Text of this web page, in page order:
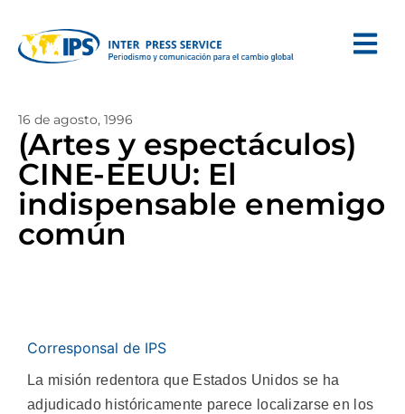
16 de agosto, 1996
(Artes y espectáculos)
CINE-EEUU: El
indispensable enemigo
común
Corresponsal de IPS
La misión redentora que Estados Unidos se ha
adjudicado históricamente parece localizarse en los